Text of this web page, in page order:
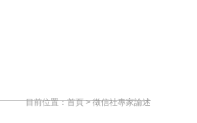
目前位置：首頁>徵信社專家論述